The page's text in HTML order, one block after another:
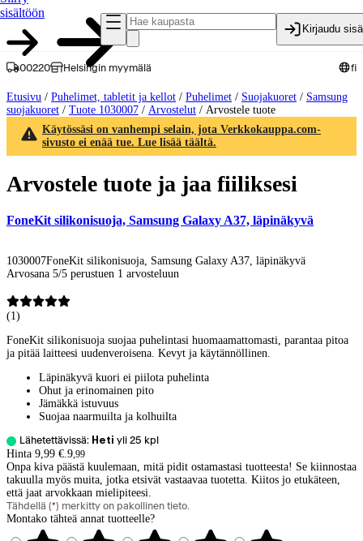
sisältöön
Kirjaudu
00220 Helsingin myymälä fi
Etusivu / Puhelimet, tabletit ja kellot / Puhelimet / Suojakuoret / Samsung
suojakuoret / Tuote 1030007 / Arvostelut / Arvostele tuote
Käytössäsi on vanhempi selain, jota Verkkokauppa.com-
sivusto ei enää tue. Lue lisää täältä.
Arvostele tuote ja jaa fiiliksesi
FoneKit silikonisuoja, Samsung Galaxy A37, läpinäkyvä
1030007FoneKit silikonisuoja, Samsung Galaxy A37, läpinäkyvä
Arvosana 5/5 perustuen 1 arvosteluun
(1 )
FoneKit silikonisuoja suojaa puhelintasi huomaamattomasti, parantaa pitoa
ja pitää laitteesi uudenveroisena. Kevyt ja käytännöllinen.
Läpinäkyvä kuori ei piilota puhelinta
Ohut ja erinomainen pito
Jämäkkä istuvuus
Suojaa naarmuilta ja kolhuilta
Lähetettävissä: Heti yli 25 kpl
Hinta 9,99 €. 9,99
Onpa kiva päästä kuulemaan, mitä pidit ostamastasi tuotteesta! Se kiinnostaa
takuulla myös muita, jotka etsivät vastaavaa tuotetta. Kiitos jo etukäteen,
että jaat arvokkaan mielipiteesi.
Tähdellä (*) merkitty on pakollinen tieto.
Montako tähteä annat tuotteelle?